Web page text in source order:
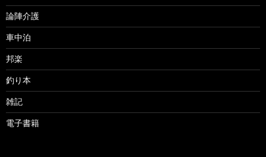
論陣介護
車中泊
邦楽
釣り本
雑記
電子書籍